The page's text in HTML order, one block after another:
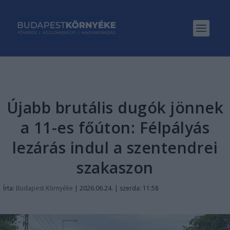
Újabb brutális dugók jönnek
a 11-es főúton: Félpályás
lezárás indul a szentendrei
szakaszon
Írta: Budapest Környéke | 2026.06.24. | szerda: 11:58